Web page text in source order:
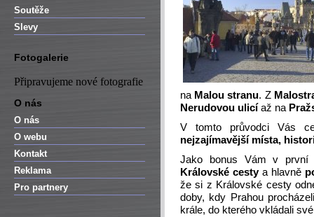
Soutěže
Slevy
Fotogalerie
Připravujeme nové fotografie
O nás
O nás
O webu
Kontakt
Reklama
Pro partnery
na Malou stranu. Z
Nerudovou ulicí až na
V tomto průvodci Vás
nejzajímavější místa,
Jako bonus Vám v
Královské cestya hlavně
že si z Královské cesty
doby, kdy Prahou
krále, do kterého vkládali